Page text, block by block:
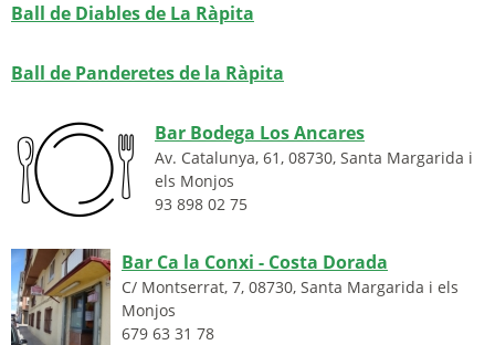
Ball de Diables de La Ràpita
Ball de Panderetes de la Ràpita
Bar Bodega Los Ancares
Av. Catalunya, 61, 08730, Santa Margarida i
els Monjos
93 898 02 75
Bar Ca la Conxi - Costa Dorada
C/ Montserrat, 7, 08730, Santa Margarida i els
Monjos
679 63 31 78